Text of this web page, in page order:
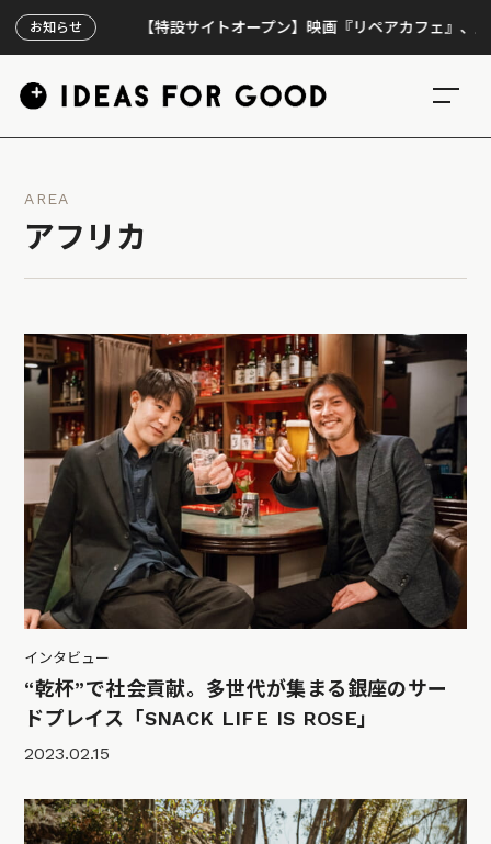
お知らせ【特設サイトオープン】映画『リペアカフェ』、上映300回
AREA
アフリカ
インタビュー
“乾杯”で社会貢献。多世代が集まる銀座のサー
ドプレイス「SNACK LIFE IS ROSE」
2023.02.15